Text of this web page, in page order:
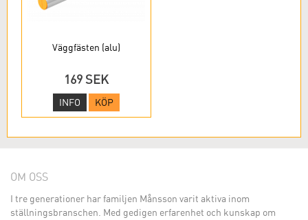
Väggfästen (alu)
169 SEK
INFO KÖP
OM OSS
I tre generationer har familjen Månsson varit aktiva inom
ställningsbranschen. Med gedigen erfarenhet och kunskap om